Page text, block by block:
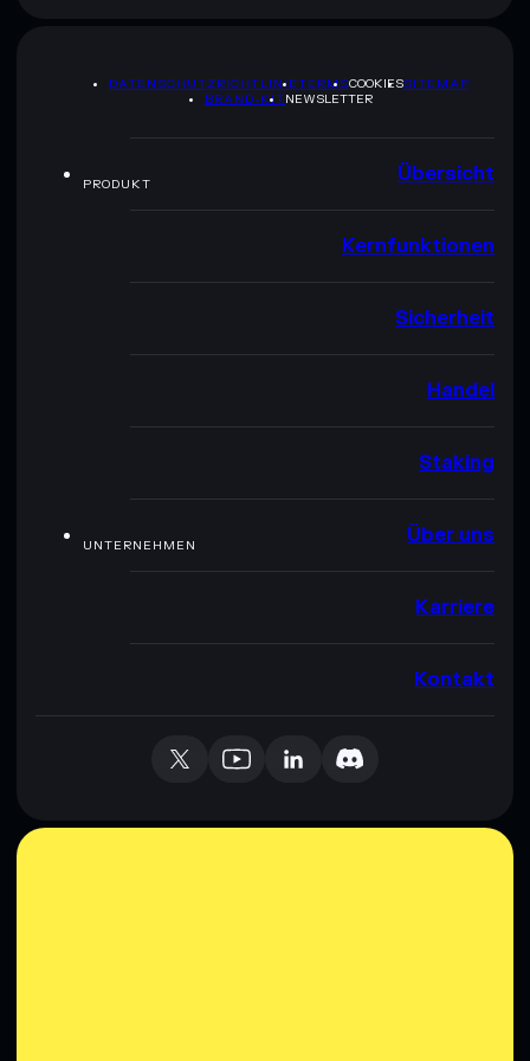
DATENSCHUTZRICHTLINIETERMSCOOKIESSITEMAP
BRAND-KITNEWSLETTER
PRODUKT Übersicht
Kernfunktionen
Sicherheit
Handel
Staking
UNTERNEHMEN Über uns
Karriere
Kontakt